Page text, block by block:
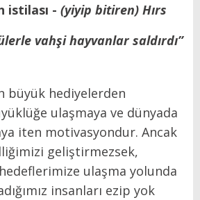
istilası - (yiyip bitiren) Hırs
vahşi hayvanlar saldırdı”
büyük hediyelerden
ulaşmaya ve dünyada
iten motivasyondur. Ancak
geliştirmezsek,
hedeflerimize ulaşma yolunda
insanları ezip yok